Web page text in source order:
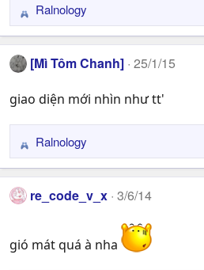
s
:
R
e
a
c
i
s
:
Ralnology
[Mì Tôm Chanh] 25/1/15
giao diện mới nhìn như tt'
R
e
a
c
o
Ralnology
re_code_v_x 3/6/14
gió mát quá à nha